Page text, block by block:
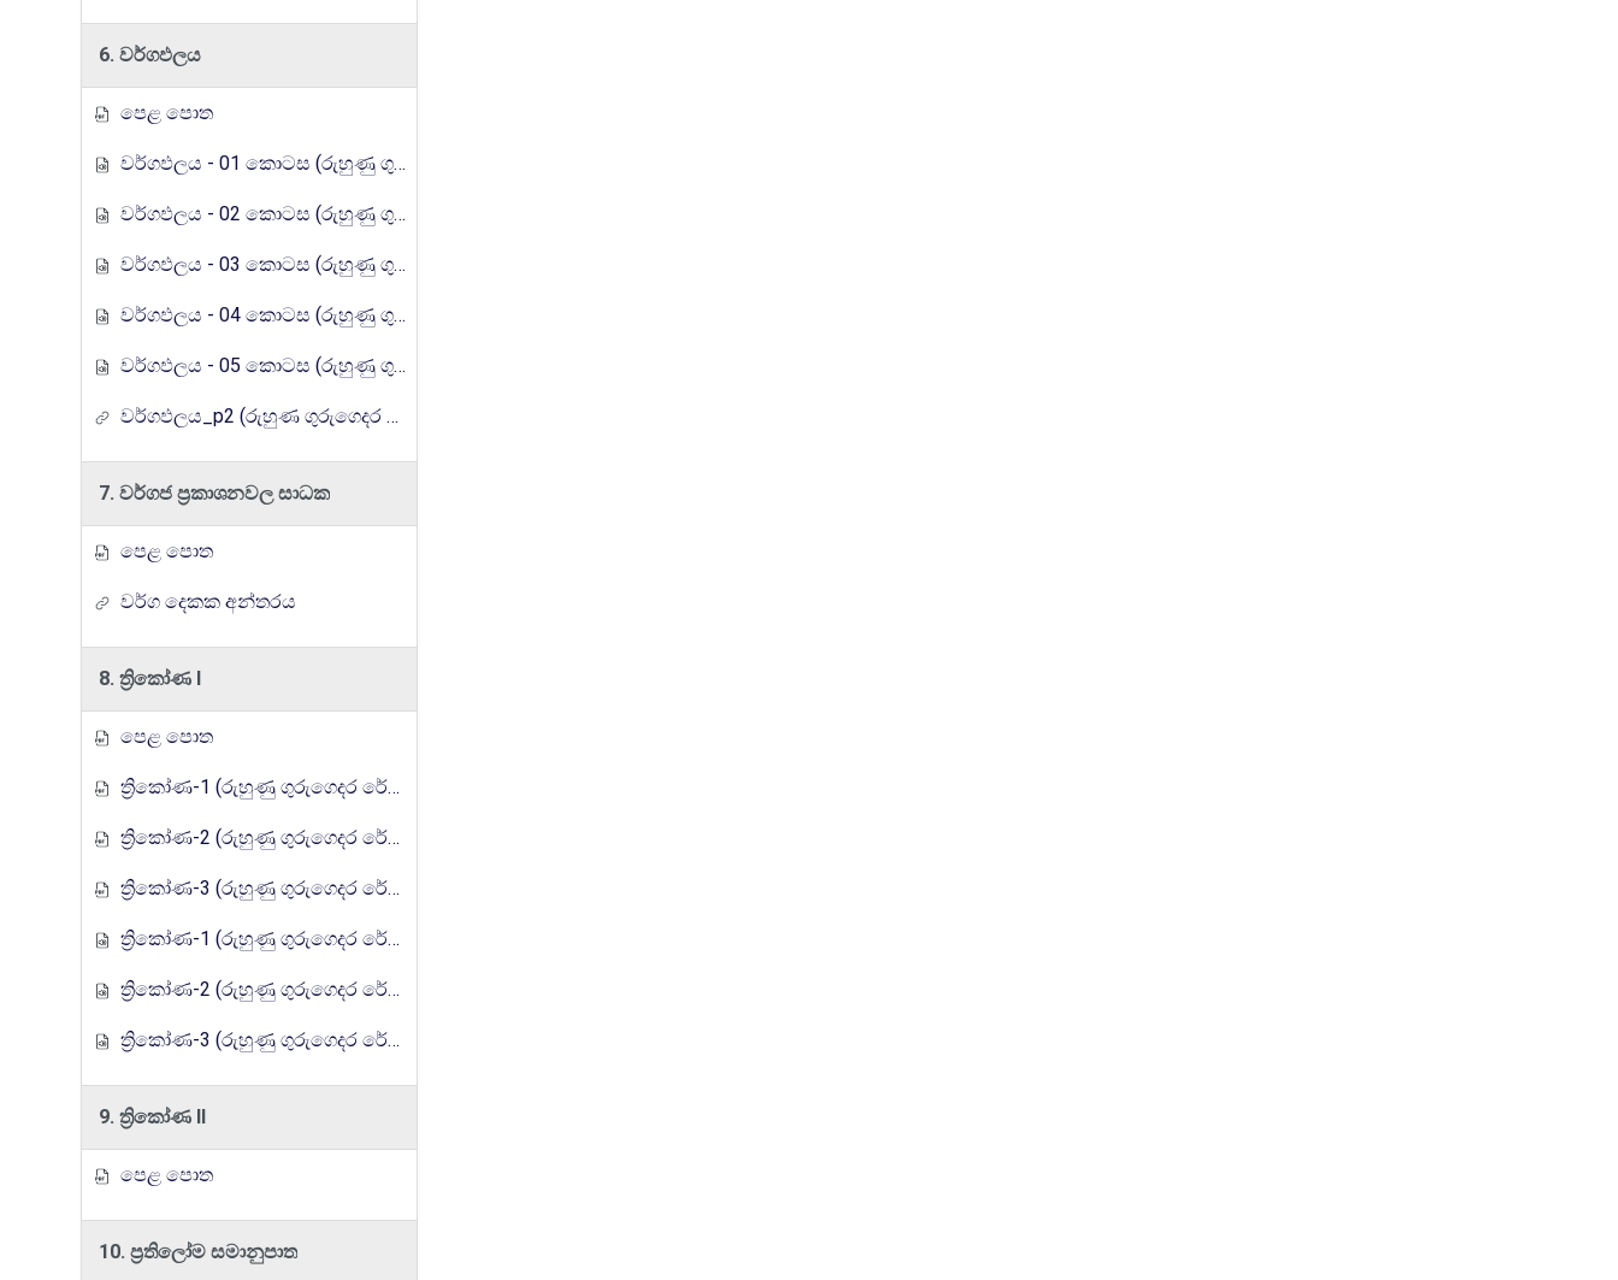
6. වර්ගඵලය
පෙළ පොත
වර්ගඵලය - 01 කොටස (රුහුණු ගුරුගෙදර රේඩියෝ පාඩම් මාලාව)
වර්ගඵලය - 02 කොටස (රුහුණු ගුරුගෙදර රේඩියෝ පාඩම් මාලාව)
වර්ගඵලය - 03 කොටස (රුහුණු ගුරුගෙදර රේඩියෝ පාඩම් මාලාව)
වර්ගඵලය - 04 කොටස (රුහුණු ගුරුගෙදර රේඩියෝ පාඩම් මාලාව)
වර්ගඵලය - 05 කොටස (රුහුණු ගුරුගෙදර රේඩියෝ පාඩම් මාලාව)
වර්ගඵලය_p2 (රුහුණ ගුරුගෙදර රේඩියෝ පාඩම් මාලාව)
7. වර්ගජ ප්‍රකාශනවල සාධක
පෙළ පොත
වර්ග දෙකක අන්තරය
8. ත්‍රිකෝණ I
පෙළ පොත
ත්‍රිකෝණ-1 (රුහුණු ගුරුගෙදර රේඩියෝ පාඩම් මාලාව)
ත්‍රිකෝණ-2 (රුහුණු ගුරුගෙදර රේඩියෝ පාඩම් මාලාව)
ත්‍රිකෝණ-3 (රුහුණු ගුරුගෙදර රේඩියෝ පාඩම් මාලාව)
ත්‍රිකෝණ-1 (රුහුණු ගුරුගෙදර රේඩියෝ පාඩම් මාලාව)
ත්‍රිකෝණ-2 (රුහුණු ගුරුගෙදර රේඩියෝ පාඩම් මාලාව)
ත්‍රිකෝණ-3 (රුහුණු ගුරුගෙදර රේඩියෝ පාඩම් මාලාව)
9. ත්‍රිකෝණ II
පෙළ පොත
10. ප්‍රතිලෝම සමානුපාත